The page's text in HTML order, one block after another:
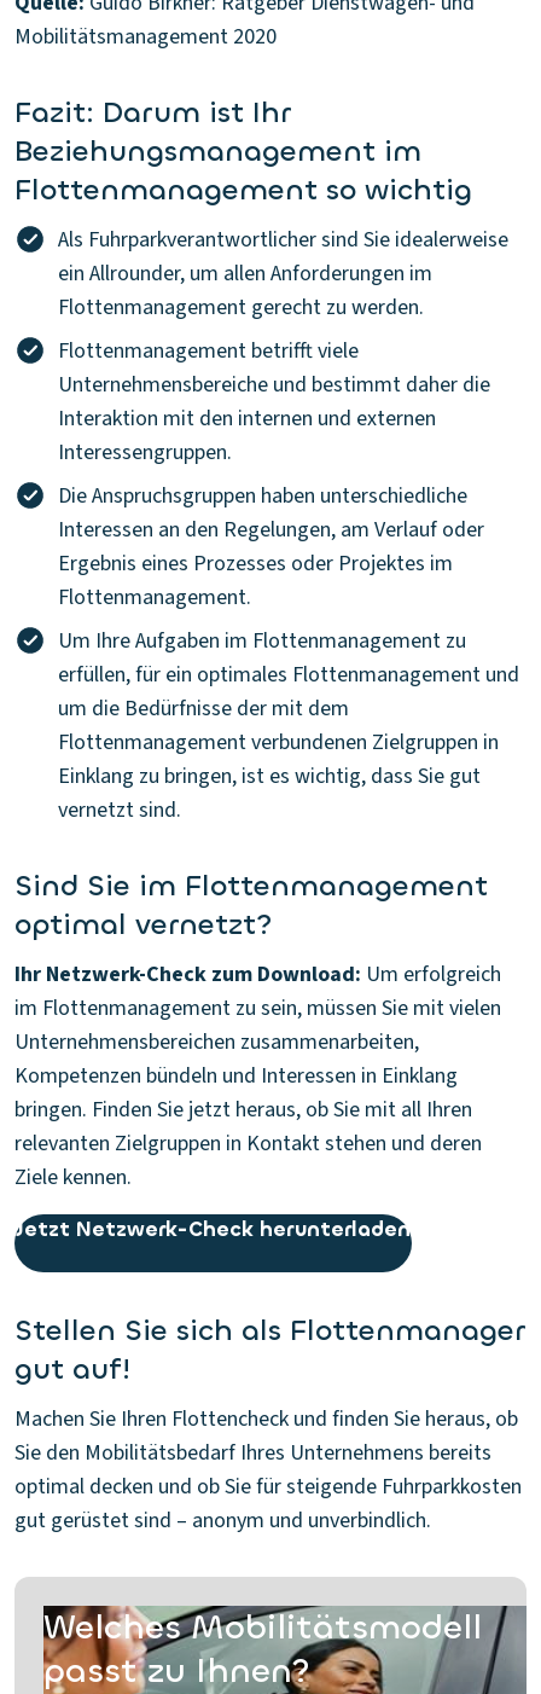
Mobilitätsmanagement 2020
Fazit: Darum ist Ihr
Beziehungsmanagement im
Flottenmanagement so wichtig
Als Fuhrparkverantwortlicher sind Sie idealerweise
ein Allrounder, um allen Anforderungen im
Flottenmanagement gerecht zu werden.
Flottenmanagement betrifft viele
Unternehmensbereiche und bestimmt daher die
Interaktion mit den internen und externen
Interessengruppen.
Die Anspruchsgruppen haben unterschiedliche
Interessen an den Regelungen, am Verlauf oder
Ergebnis eines Prozesses oder Projektes im
Flottenmanagement.
Um Ihre Aufgaben im Flottenmanagement zu
erfüllen, für ein optimales Flottenmanagement und
um die Bedürfnisse der mit dem
Flottenmanagement verbundenen Zielgruppen in
Einklang zu bringen, ist es wichtig, dass Sie gut
vernetzt sind.
Sind Sie im Flottenmanagement
optimal vernetzt?
Ihr Netzwerk-Check zum Download: Um erfolgreich
im Flottenmanagement zu sein, müssen Sie mit vielen
Unternehmensbereichen zusammenarbeiten,
Kompetenzen bündeln und Interessen in Einklang
bringen. Finden Sie jetzt heraus, ob Sie mit all Ihren
relevanten Zielgruppen in Kontakt stehen und deren
Ziele kennen.
Jetzt Netzwerk-Check herunterladen
Stellen Sie sich als Flottenmanager
gut auf!
Machen Sie Ihren Flottencheck und finden Sie heraus, ob
Sie den Mobilitätsbedarf Ihres Unternehmens bereits
optimal decken und ob Sie für steigende Fuhrparkkosten
gut gerüstet sind – anonym und unverbindlich.
Welches Mobilitätsmodell
passt zu Ihnen?